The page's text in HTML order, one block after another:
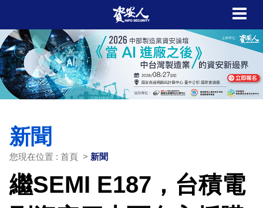
新聞
您現在位置 : 首頁 > 新聞
繼SEMI E187，台積電